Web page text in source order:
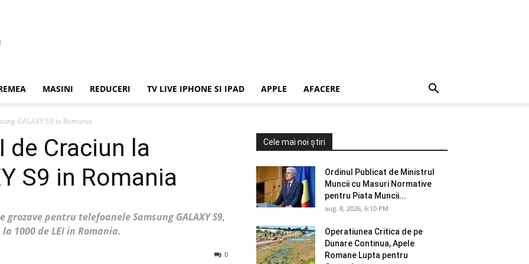
MASINI REDUCERI TV LIVE IPHONE SI IPAD APPLE AFACERE
GALAXY S9 in Romania
de Craciun la
S9 in Romania
pentru telefoanele Samsung GALAXY S9,
1000 de LEI in Romania.
0
Cele mai noi știri
Ordinul Publicat de Ministrul
Muncii cu Masuri Normative
pentru Piata Muncii...
aug. 8, 2026, 6:10 PM
Operatiunea Critica de pe
Dunare Continua, Apele
Romane Lupta pentru